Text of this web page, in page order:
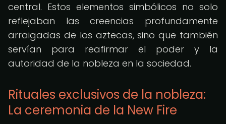
central. Estos elementos simbólicos no solo
reflejaban las creencias profundamente
arraigadas de los aztecas, sino que también
servían para reafirmar el poder y la
autoridad de la nobleza en la sociedad.
Rituales exclusivos de la nobleza:
La ceremonia de la New Fire